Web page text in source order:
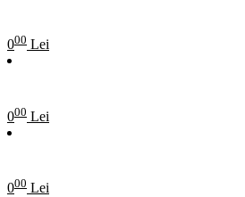
000 Lei
000 Lei
000 Lei